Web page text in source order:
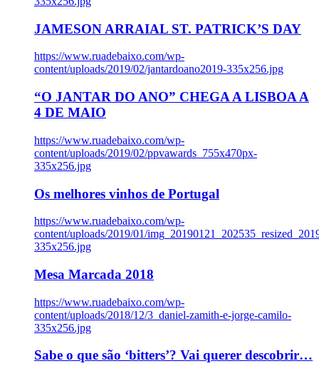
JAMESON ARRAIAL ST. PATRICK’S DAY
https://www.ruadebaixo.com/wp-
content/uploads/2019/02/jantardoano2019-335x256.jpg
“O JANTAR DO ANO” CHEGA A LISBOA A
4 DE MAIO
https://www.ruadebaixo.com/wp-
content/uploads/2019/02/ppvawards_755x470px-
335x256.jpg
Os melhores vinhos de Portugal
https://www.ruadebaixo.com/wp-
content/uploads/2019/01/
335x256.jpg
Mesa Marcada 2018
https://www.ruadebaixo.com/wp-
content/uploads/2018/12/3_daniel-zamith-e-jorge-camilo-
335x256.jpg
Sabe o que são ‘bitters’? Vai querer descobrir…